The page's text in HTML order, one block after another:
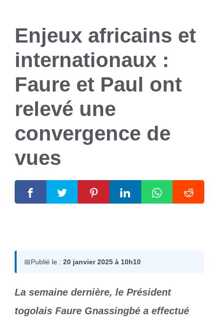
Enjeux africains et
internationaux :
Faure et Paul ont
relevé une
convergence de
vues
📅Publié le : 20 janvier 2025 à 10h10
La semaine dernière, le Président
togolais Faure Gnassingbé a effectué